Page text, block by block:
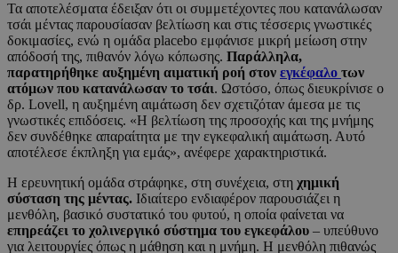
Τα αποτελέσματα έδειξαν ότι οι συμμετέχοντες που κατανάλωσαν
τσάι μέντας παρουσίασαν βελτίωση και στις τέσσερις γνωστικές
δοκιμασίες, ενώ η ομάδα placebo εμφάνισε μικρή μείωση στην
απόδοσή της, πιθανόν λόγω κόπωσης. Παράλληλα,
παρατηρήθηκε αυξημένη αιματική ροή στον εγκέφαλο των
ατόμων που κατανάλωσαν το τσάι. Ωστόσο, όπως διευκρίνισε ο
δρ. Lovell, η αυξημένη αιμάτωση δεν σχετιζόταν άμεσα με τις
γνωστικές επιδόσεις. «Η βελτίωση της προσοχής και της μνήμης
δεν συνδέθηκε απαραίτητα με την εγκεφαλική αιμάτωση. Αυτό
αποτέλεσε έκπληξη για εμάς», ανέφερε χαρακτηριστικά.
Η ερευνητική ομάδα στράφηκε, στη συνέχεια, στη χημική
σύσταση της μέντας. Ιδιαίτερο ενδιαφέρον παρουσιάζει η
μενθόλη, βασικό συστατικό του φυτού, η οποία φαίνεται να
επηρεάζει το χολινεργικό σύστημα του εγκεφάλου – υπεύθυνο
για λειτουργίες όπως η μάθηση και η μνήμη. Η μενθόλη πιθανώς